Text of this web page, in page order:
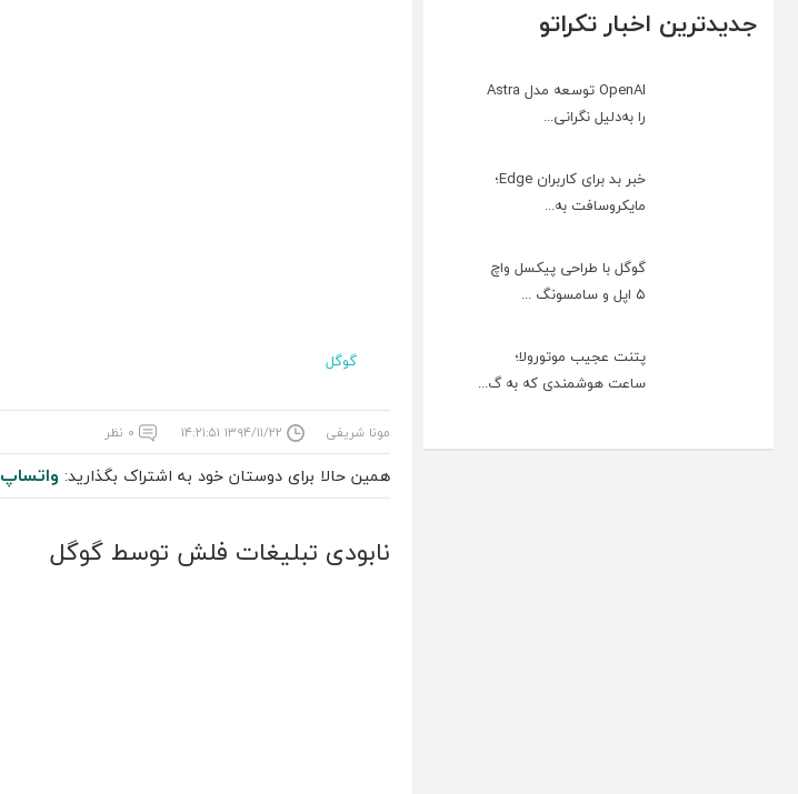
جدیدترین اخبار تکراتو
OpenAI توسعه مدل Astra
را به‌دلیل نگرانی...
خبر بد برای کاربران Edge؛
مایکروسافت به‌...
گوگل با طراحی پیکسل واچ
۵ اپل و سامسونگ ...
پتنت عجیب موتورولا؛
ساعت هوشمندی که به گ...
گوگل
مونا شریفی ۱۳۹۴/۱۱/۲۲ ۱۴:۲۱:۵۱ ۰ نظر
همین حالا برای دوستان خود به اشتراک بگذارید: واتساپ
نابودی تبلیغات فلش توسط گوگل